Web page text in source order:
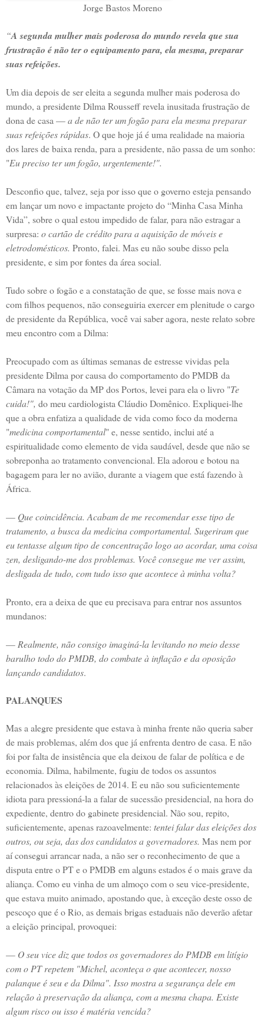
Jorge Bastos Moreno
“A segunda mulher mais poderosa do mundo revela que sua
frustração é não ter o equipamento para, ela mesma, preparar
suas refeições.
Um dia depois de ser eleita a segunda mulher mais poderosa do
mundo, a presidente Dilma Rousseff revela inusitada frustração de
dona de casa —a de não ter um fogão para ela mesma preparar
suas refeições rápidas. O que hoje já é uma realidade na maioria
dos lares de baixa renda, para a presidente, não passa de um sonho:
"Eu preciso ter um fogão, urgentemente!".
Desconfio que, talvez, seja por isso que o governo esteja pensando
em lançar um novo e impactante projeto do “Minha Casa Minha
Vida”, sobre o qual estou impedido de falar, para não estragar a
surpresa: o cartão de crédito para a aquisição de móveis e
eletrodomésticos. Pronto, falei. Mas eu não soube disso pela
presidente, e sim por fontes da área social.
Tudo sobre o fogão e a constatação de que, se fosse mais nova e
com filhos pequenos, não conseguiria exercer em plenitude o cargo
de presidente da República, você vai saber agora, neste relato sobre
meu encontro com a Dilma:
Preocupado com as últimas semanas de estresse vividas pela
presidente Dilma por causa do comportamento do PMDB da
Câmara na votação da MP dos Portos, levei para ela o livro "Te
cuida!", do meu cardiologista Cláudio Domênico. Expliquei-lhe
que a obra enfatiza a qualidade de vida como foco da moderna
"medicina comportamental" e, nesse sentido, inclui até a
espiritualidade como elemento de vida saudável, desde que não se
sobreponha ao tratamento convencional. Ela adorou e botou na
bagagem para ler no avião, durante a viagem que está fazendo à
África.
— Que coincidência. Acabam de me recomendar esse tipo de
tratamento, a busca da medicina comportamental. Sugeriram que
eu tentasse algum tipo de concentração logo ao acordar, uma coisa
zen, desligando-me dos problemas. Você consegue me ver assim,
desligada de tudo, com tudo isso que acontece à minha volta?
Pronto, era a deixa de que eu precisava para entrar nos assuntos
mundanos:
— Realmente, não consigo imaginá-la levitando no meio desse
barulho todo do PMDB, do combate à inflação e da oposição
lançando candidatos.
PALANQUES
Mas a alegre presidente que estava à minha frente não queria saber
de mais problemas, além dos que já enfrenta dentro de casa. E não
foi por falta de insistência que ela deixou de falar de política e de
economia. Dilma, habilmente, fugiu de todos os assuntos
relacionados às eleições de 2014. E eu não sou suficientemente
idiota para pressioná-la a falar de sucessão presidencial, na hora do
expediente, dentro do gabinete presidencial. Não sou, repito,
suficientemente, apenas razoavelmente: tentei falar das eleições dos
outros, ou seja, das dos candidatos a governadores. Mas nem por
aí consegui arrancar nada, a não ser o reconhecimento de que a
disputa entre o PT e o PMDB em alguns estados é o mais grave da
aliança. Como eu vinha de um almoço com o seu vice-presidente,
que estava muito animado, apostando que, à exceção deste osso de
pescoço que é o Rio, as demais brigas estaduais não deverão afetar
a eleição principal, provoquei:
— O seu vice diz que todos os governadores do PMDB em litígio
com o PT repetem "Michel, aconteça o que acontecer, nosso
palanque é seu e da Dilma". Isso mostra a segurança dele em
relação à preservação da aliança, com a mesma chapa. Existe
algum risco ou isso é matéria vencida?